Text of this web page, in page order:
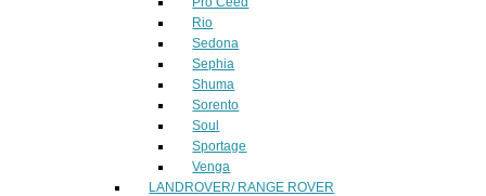
Rio
Sedona
Sephia
Shuma
Sorento
Soul
Sportage
Venga
LANDROVER/ RANGE ROVER